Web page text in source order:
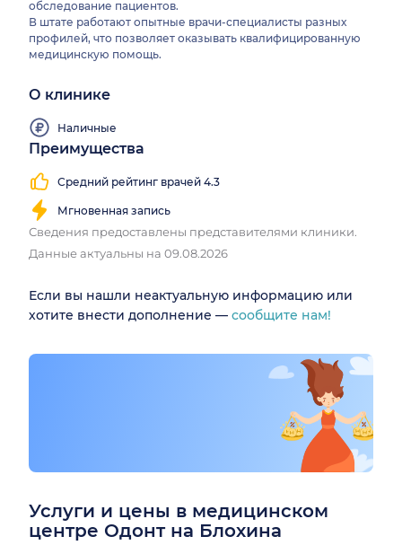
обследование пациентов.
В штате работают опытные врачи-специалисты разных
профилей, что позволяет оказывать квалифицированную
медицинскую помощь.
О клинике
Наличные
Преимущества
Средний рейтинг врачей 4.3
Мгновенная запись
Сведения предоставлены представителями клиники.
Данные актуальны на 09.08.2026
Если вы нашли неактуальную информацию или
хотите внести дополнение — сообщите нам!
Услуги и цены в медицинском
центре Одонт на Блохина